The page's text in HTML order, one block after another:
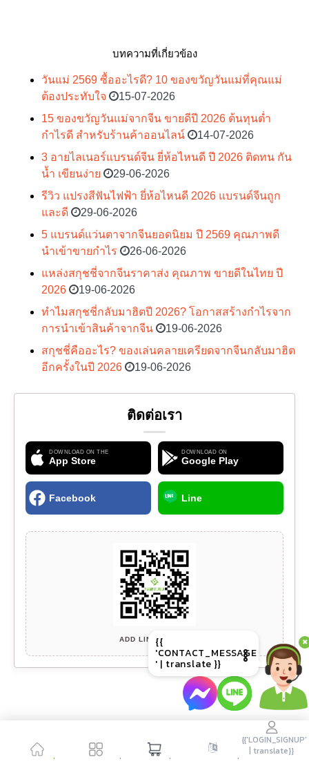
บทความที่เกี่ยวข้อง
วันแม่ 2569 ซื้ออะไรดี? 10 ของขวัญวันแม่ที่คุณแม่
ต้องประทับใจ
15-07-2026
15 ของขวัญวันแม่จากจีน ขายดีปี 2026 ต้นทุนต่ำ
กำไรดี สำหรับร้านค้าออนไลน์
14-07-2026
3 อายไลเนอร์แบรนด์จีน ยี่ห้อไหนดี ปี 2026 ติดทน กัน
น้ำ เขียนง่าย
29-06-2026
รีวิว แปรงสีฟันไฟฟ้า ยี่ห้อไหนดี 2026 แบรนด์จีนถูก
และดี
29-06-2026
5 แบรนด์แว่นตาจากจีนยอดนิยม ปี 2569 คุณภาพดี
นำเข้าขายกำไร
26-06-2026
แหล่งสกุชชี่จากจีนราคาส่ง คุณภาพ ขายดีในไทย ปี
2026
19-06-2026
ทำไมสกุชชี่กลับมาฮิตปี 2026? โอกาสสร้างกำไรจาก
การนำเข้าสินค้าจากจีน
19-06-2026
สกุชชี่คืออะไร? ของเล่นคลายเครียดจากจีนกลับมาฮิต
อีกครั้งในปี 2026
19-06-2026
ติดต่อเรา
DOWNLOAD ON THE
App Store
DOWNLOAD ON
Google Play
Facebook Line
ADD LINE FRIEND
{{'HOME' |
{{'PRODUCT' |
{{'CART' |
{{'LANGUAGE' |
{{'LOGIN_SIGNUP'
| translate}}
{{
'CONTACT_MESSAGE
' | translate }}
translate
✖